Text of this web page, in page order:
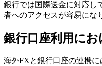
銀行では国際送金に対応し
者へのアクセスが容易にな
銀行口座利用にお
海外FXと銀行口座の連携